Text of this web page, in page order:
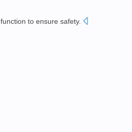
function to ensure safety.